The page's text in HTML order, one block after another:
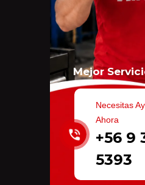
Mejor
Necesitas
Ahora
+56 9
5393